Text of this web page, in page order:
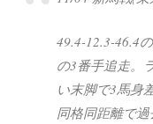
49.4-12.3-46.4
の3番手追走。
い末脚で3馬身
同格同距離で